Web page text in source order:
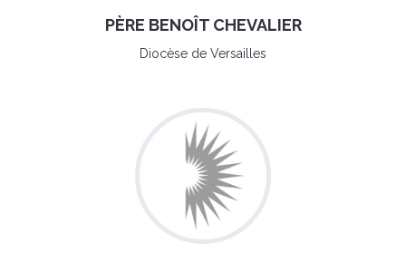
PÈRE BENOÎT CHEVALIER
Diocèse de Versailles